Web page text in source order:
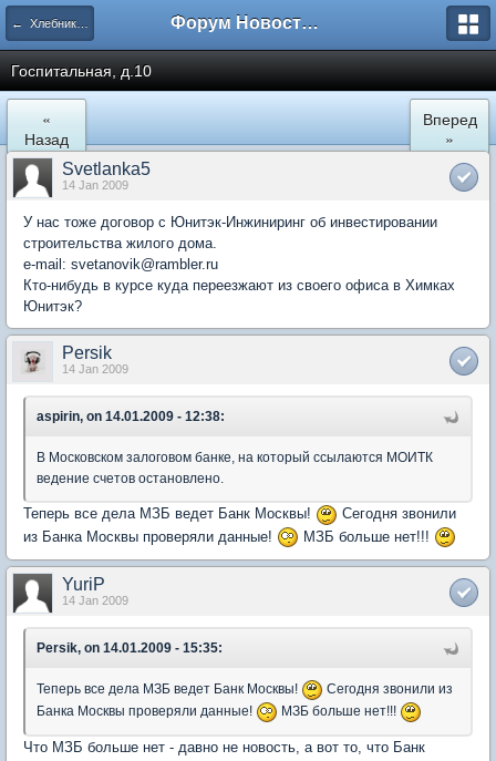
← Хлебниково Форум Новостройки
Госпитальная, д.10
«
Назад
Вперед
»
Svetlanka5
14 Jan 2009
У нас тоже договор с Юнитэк-Инжиниринг об инвестировании
строительства жилого дома.
е-mail: svetanovik@rambler.ru
Кто-нибудь в курсе куда переезжают из своего офиса в Химках
Юнитэк?
Persik
14 Jan 2009
aspirin, on 14.01.2009 - 12:38:
В Московском залоговом банке, на который ссылаются МОИТК
ведение счетов остановлено.
Теперь все дела МЗБ ведет Банк Москвы!
Сегодня звонили
из Банка Москвы проверяли данные!
МЗБ больше нет!!!
YuriP
14 Jan 2009
Persik, on 14.01.2009 - 15:35:
Теперь все дела МЗБ ведет Банк Москвы!
Сегодня звонили из
Банка Москвы проверяли данные!
МЗБ больше нет!!!
Что МЗБ больше нет - давно не новость, а вот то, что Банк